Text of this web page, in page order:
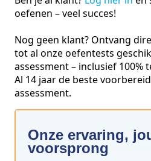
oefenen – veel succes!
Nog geen klant? Ontvang
tot al onze oefentests
assessment – inclusief 100%
Al 14 jaar de beste
assessment.
Onze ervaring,
voorsprong